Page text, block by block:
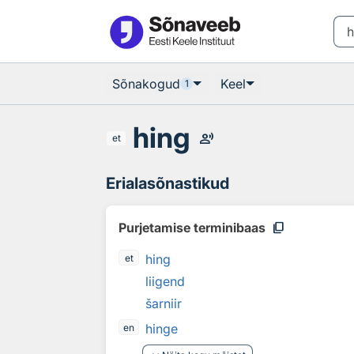
Sõnakogud 1 Keel
et hing record_voice_over
Erialasõnastikud
Purjetamise terminibaas content_copy
et
hing
liigend
šarniir
en
hinge